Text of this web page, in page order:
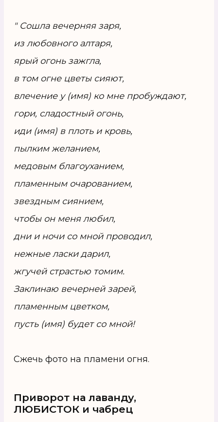
" Сошла вечерняя заря,
из любовного алтаря,
ярый огонь зажгла,
в том огне цветы сияют,
влечение у (имя) ко мне пробуждают,
гори, сладостный огонь,
иди (имя) в плоть и кровь,
пылким желанием,
медовым благоуханием,
пламенным очарованием,
звездным сиянием,
чтобы он меня любил,
дни и ночи со мной проводил,
нежные ласки дарил,
жгучей страстью томим.
Заклинаю вечерней зарей,
пламенным цветком,
пусть (имя) будет со мной!
Сжечь фото на пламени огня.
Приворот на лаванду,
ЛЮБИСТОК и чабрец